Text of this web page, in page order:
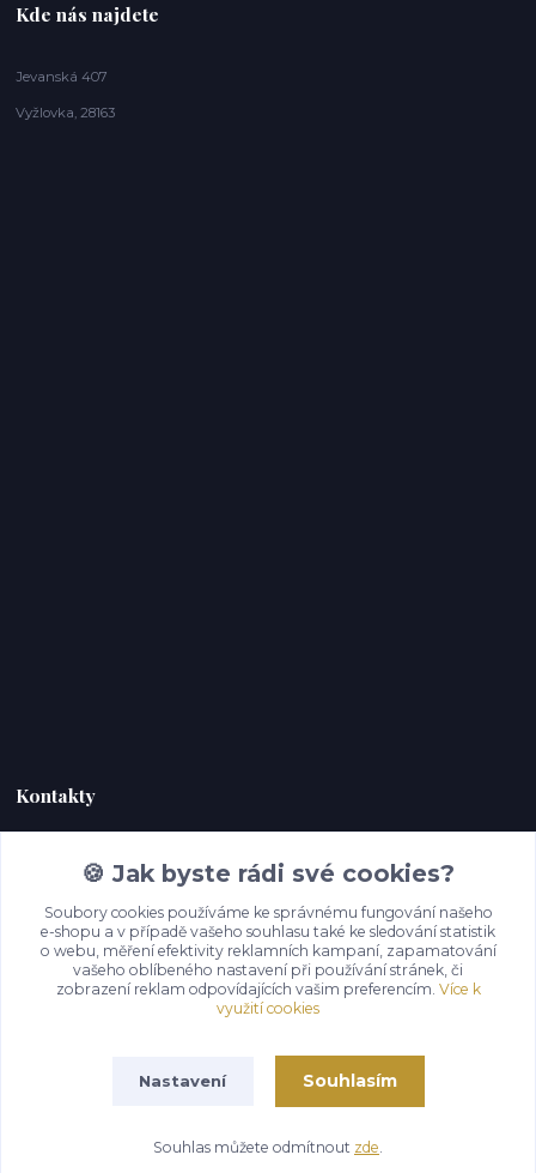
Kde nás najdete
Jevanská 407
Vyžlovka, 28163
Kontakty
Zákaznická podpora Hoky kůže
+420 732 292 232
(Po-Pá, 9-18 hod.)
info@hoky-kuze.cz
Vytvořeno na Eshop-rychle.cz
🍪 Jak byste rádi své cookies?
Soubory cookies používáme ke správnému fungování našeho
e-shopu a v případě vašeho souhlasu také ke sledování statistik
o webu, měření efektivity reklamních kampaní, zapamatování
vašeho oblíbeného nastavení při používání stránek, či
zobrazení reklam odpovídajících vašim preferencím. Více k
využití cookies
Nastavení Souhlasím
Souhlas můžete odmítnout zde